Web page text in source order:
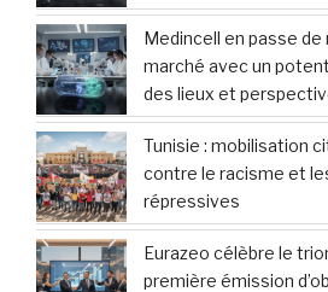
Medincell en passe
marché avec un
des lieux et
Tunisie : mobilisation
contre le racisme et
répressives
Eurazeo célèbre le
première émission